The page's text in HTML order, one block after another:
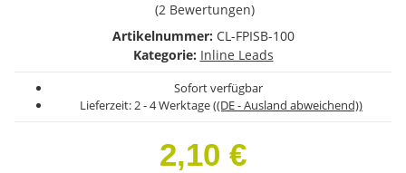
(2 Bewertungen)
Artikelnummer: CL-FPISB-100
Kategorie: Inline Leads
Sofort verfügbar
Lieferzeit:2 - 4 Werktage((DE - Ausland abweichend))
2,10 €